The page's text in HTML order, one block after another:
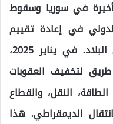
في سوريا وسقوط
في إعادة تقييم
على البلاد. في يناير 2025،
طريق لتخفيف العقوبات
النقل، والقطاع
الديمقراطي. هذا